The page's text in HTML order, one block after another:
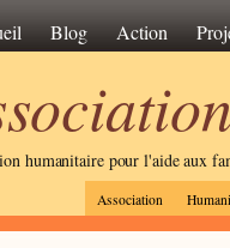
Blog Action
humanitaire pour l'aide aux
Association